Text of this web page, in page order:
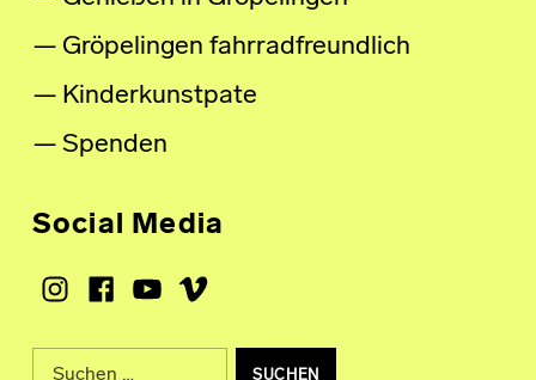
Gröpelingen fahrradfreundlich
Kinderkunstpate
Spenden
Social Media
Instagram
Facebook
Youtube
Vimeo
Suche nach: